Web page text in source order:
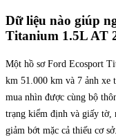
Dữ liệu nào giúp
Titanium 1.5L AT
Một hồ sơ Ford Ecosport
km 51.000 km và 7 ảnh
mua nhìn được cùng bộ
trạng kiểm định và giấy tờ,
giảm bớt mặc cả thiếu cơ sở.